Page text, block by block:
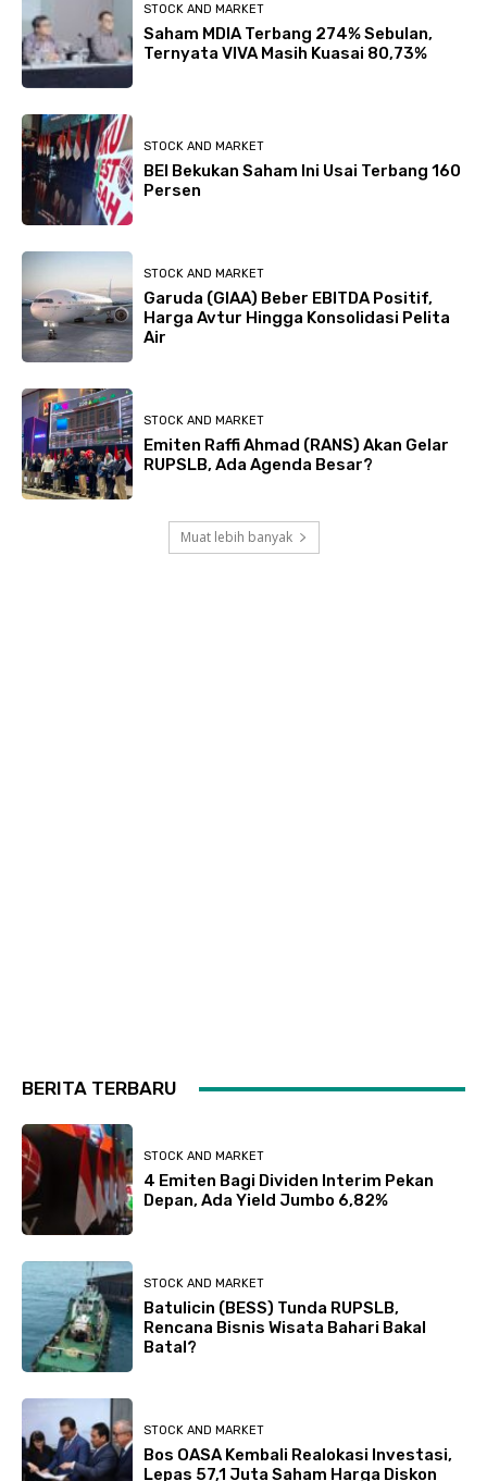
STOCK AND MARKET
Saham MDIA Terbang 274% Sebulan,
Ternyata VIVA Masih Kuasai 80,73%
STOCK AND MARKET
BEI Bekukan Saham Ini Usai Terbang 160
Persen
STOCK AND MARKET
Garuda (GIAA) Beber EBITDA Positif,
Harga Avtur Hingga Konsolidasi Pelita
Air
STOCK AND MARKET
Emiten Raffi Ahmad (RANS) Akan Gelar
RUPSLB, Ada Agenda Besar?
Muat lebih banyak
BERITA TERBARU
STOCK AND MARKET
4 Emiten Bagi Dividen Interim Pekan
Depan, Ada Yield Jumbo 6,82%
STOCK AND MARKET
Batulicin (BESS) Tunda RUPSLB,
Rencana Bisnis Wisata Bahari Bakal
Batal?
STOCK AND MARKET
Bos OASA Kembali Realokasi Investasi,
Lepas 57,1 Juta Saham Harga Diskon